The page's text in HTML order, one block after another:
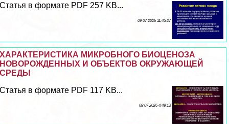
Статья в формате PDF 257 KB...
09 07 2026 11:45:27
ХАРАКТЕРИСТИКА МИКРОБНОГО БИОЦЕНОЗА
НОВОРОЖДЕННЫХ И ОБЪЕКТОВ ОКРУЖАЮЩЕЙ
СРЕДЫ
Статья в формате PDF 117 KB...
08 07 2026 4:49:13